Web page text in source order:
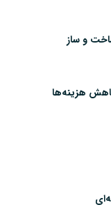
و ساز
هزینه‌ها